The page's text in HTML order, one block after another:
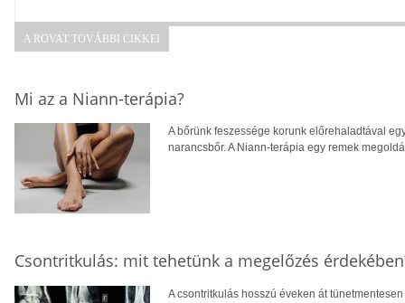
A ROVAT TOVÁBBI CIKKEI
Mi az a Niann-terápia?
A bőrünk feszessége korunk előrehaladtával
narancsbőr. A Niann-terápia egy remek
Csontritkulás: mit tehetünk a megelőzés
A csontritkulás hosszú éveken át